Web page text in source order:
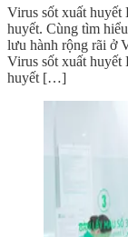
Virus sốt xuất huyết
huyết. Cùng tìm
lưu hành rộng rãi ở
Virus sốt xuất huyết
huyết […]